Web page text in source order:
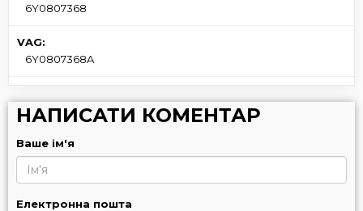
6Y0807368
VAG:
6Y0807368A
НАПИСАТИ КОМЕНТАР
Ваше ім'я
Електронна пошта